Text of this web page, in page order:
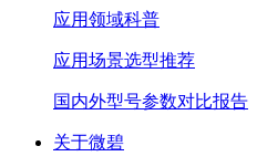
应用领域科普
应用场景选型推荐
国内外型号参数对比报告
关于微碧